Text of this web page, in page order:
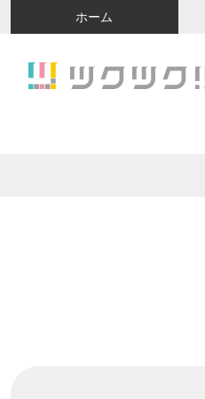
ホーム